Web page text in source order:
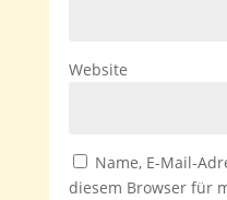
Website
Name, E-Mail-
diesem Browser für